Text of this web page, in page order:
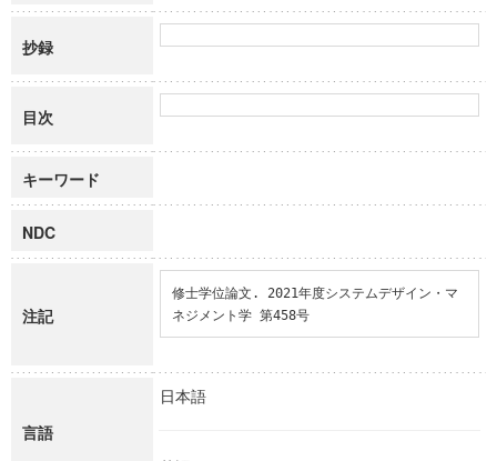
抄録
目次
キーワード
NDC
注記
修士学位論文. 2021年度システムデザイン・マ
ネジメント学 第458号
言語
日本語